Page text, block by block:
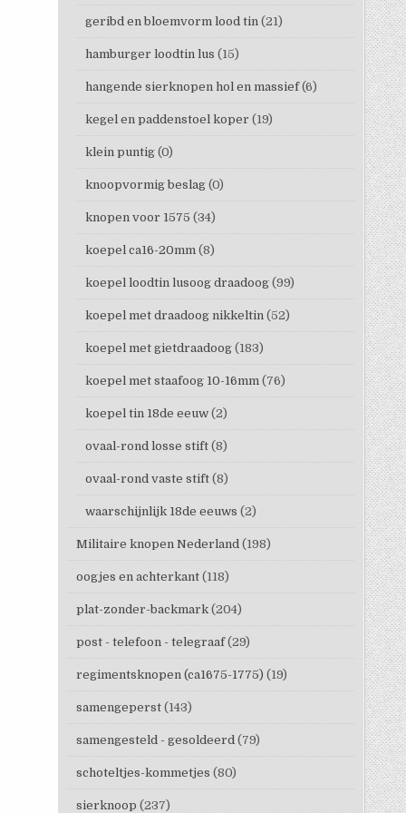
geribd en bloemvorm lood tin (21)
hamburger loodtin lus (15)
hangende sierknopen hol en massief (6)
kegel en paddenstoel koper (19)
klein puntig (0)
knoopvormig beslag (0)
knopen voor 1575 (34)
koepel ca16-20mm (8)
koepel loodtin lusoog draadoog (99)
koepel met draadoog nikkeltin (52)
koepel met gietdraadoog (183)
koepel met staafoog 10-16mm (76)
koepel tin 18de eeuw (2)
ovaal-rond losse stift (8)
ovaal-rond vaste stift (8)
waarschijnlijk 18de eeuws (2)
Militaire knopen Nederland (198)
oogjes en achterkant (118)
plat-zonder-backmark (204)
post - telefoon - telegraaf (29)
regimentsknopen (ca1675-1775) (19)
samengeperst (143)
samengesteld - gesoldeerd (79)
schoteltjes-kommetjes (80)
sierknoop (237)